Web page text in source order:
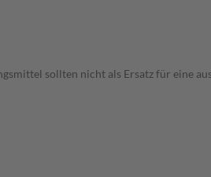
sollten nicht als Ersatz für eine